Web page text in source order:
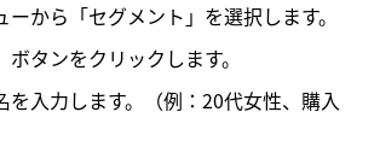
から「セグメント」を選択します。
ボタンをクリックします。
を入力します。（例：20代女性、購入